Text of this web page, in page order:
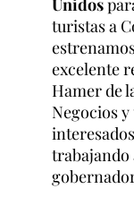
turistas a
excelente
Hamer de
Negocios
trabajando